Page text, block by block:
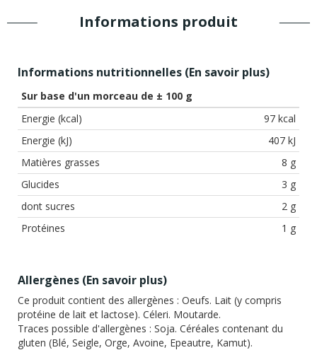
Informations produit
Informations nutritionnelles (En savoir plus)
Sur base d'un morceau de ± 100 g
Energie (kcal)
97 kcal
Energie (kJ)
407 kJ
Matières grasses
8 g
Glucides
3 g
dont sucres
2 g
Protéines
1 g
Allergènes (En savoir plus)
Ce produit contient des allergènes : Oeufs. Lait (y compris
protéine de lait et lactose). Céleri. Moutarde.
Traces possible d'allergènes : Soja. Céréales contenant du
gluten (Blé, Seigle, Orge, Avoine, Epeautre, Kamut).